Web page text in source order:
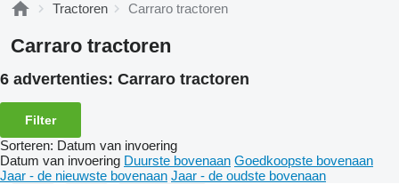
Tractoren Carraro tractoren
Carraro tractoren
6 advertenties: Carraro tractoren
Filter
Sorteren: Datum van invoering
Datum van invoering Duurste bovenaan Goedkoopste bovenaan
Jaar - de nieuwste bovenaan Jaar - de oudste bovenaan